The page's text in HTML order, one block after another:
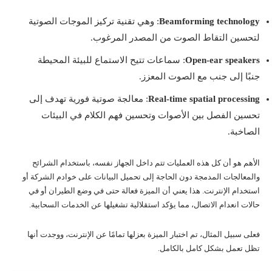
Beamforming technology: وهي تقنية تركيز الموجات الصوتية
لتحسين التقاط الصوت من المصدر المرغوب.
Open-ear speakers: سماعات تتيح الاستماع للبيئة المحيطة
جنبًا إلى جنب مع الصوت المعزز.
Real-time spatial processing: معالجة صوتية فورية تهدف إلى
تحسين الفصل بين الأصوات وتحسين فهم الكلام في البيئات
الصاخبة.
الأهم هو أن كل هذه العمليات تتم داخل الجهاز نفسه، باستخدام الشرائح
والمعالجات المدمجة دون الحاجة إلى تحميل البيانات على خوادم الشركة أو
استخدام الإنترنت. هذا يعني أن الميزة فعالة حتى في وضع الطيران أو في
حالات انعدام الاتصال، مما يؤكد استقلالية تشغيلها عن الخدمات السحابية.
فعلى سبيل المثال، تم اختبار الميزة بعزلها تمامًا عن الإنترنت، ووجدت أنها
تظل تعمل بشكل كامل بالكامل.